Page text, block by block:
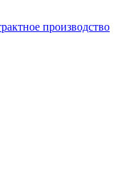
производство